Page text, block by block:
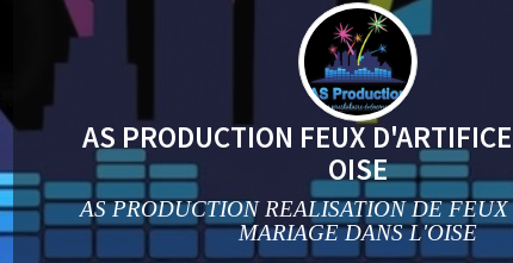
AS PRODUCTION FEUX
OISE
AS PRODUCTION REALISATION DE
MARIAGE DANS L'OISE